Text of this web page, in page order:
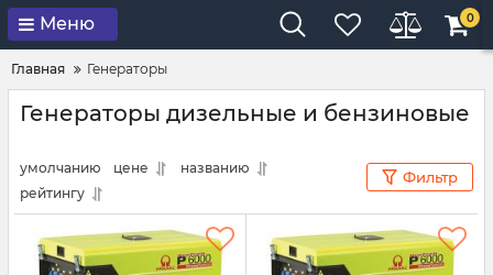
Меню 0
Главная Генераторы
Генераторы дизельные и бензиновые
умолчанию цене
названию
рейтингу
Фильтр